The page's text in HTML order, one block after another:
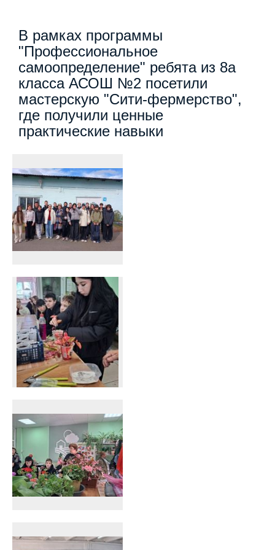
В рамках программы
"Профессиональное
самоопределение" ребята из 8а
класса АСОШ №2 посетили
мастерскую "Сити-фермерство",
где получили ценные
практические навыки